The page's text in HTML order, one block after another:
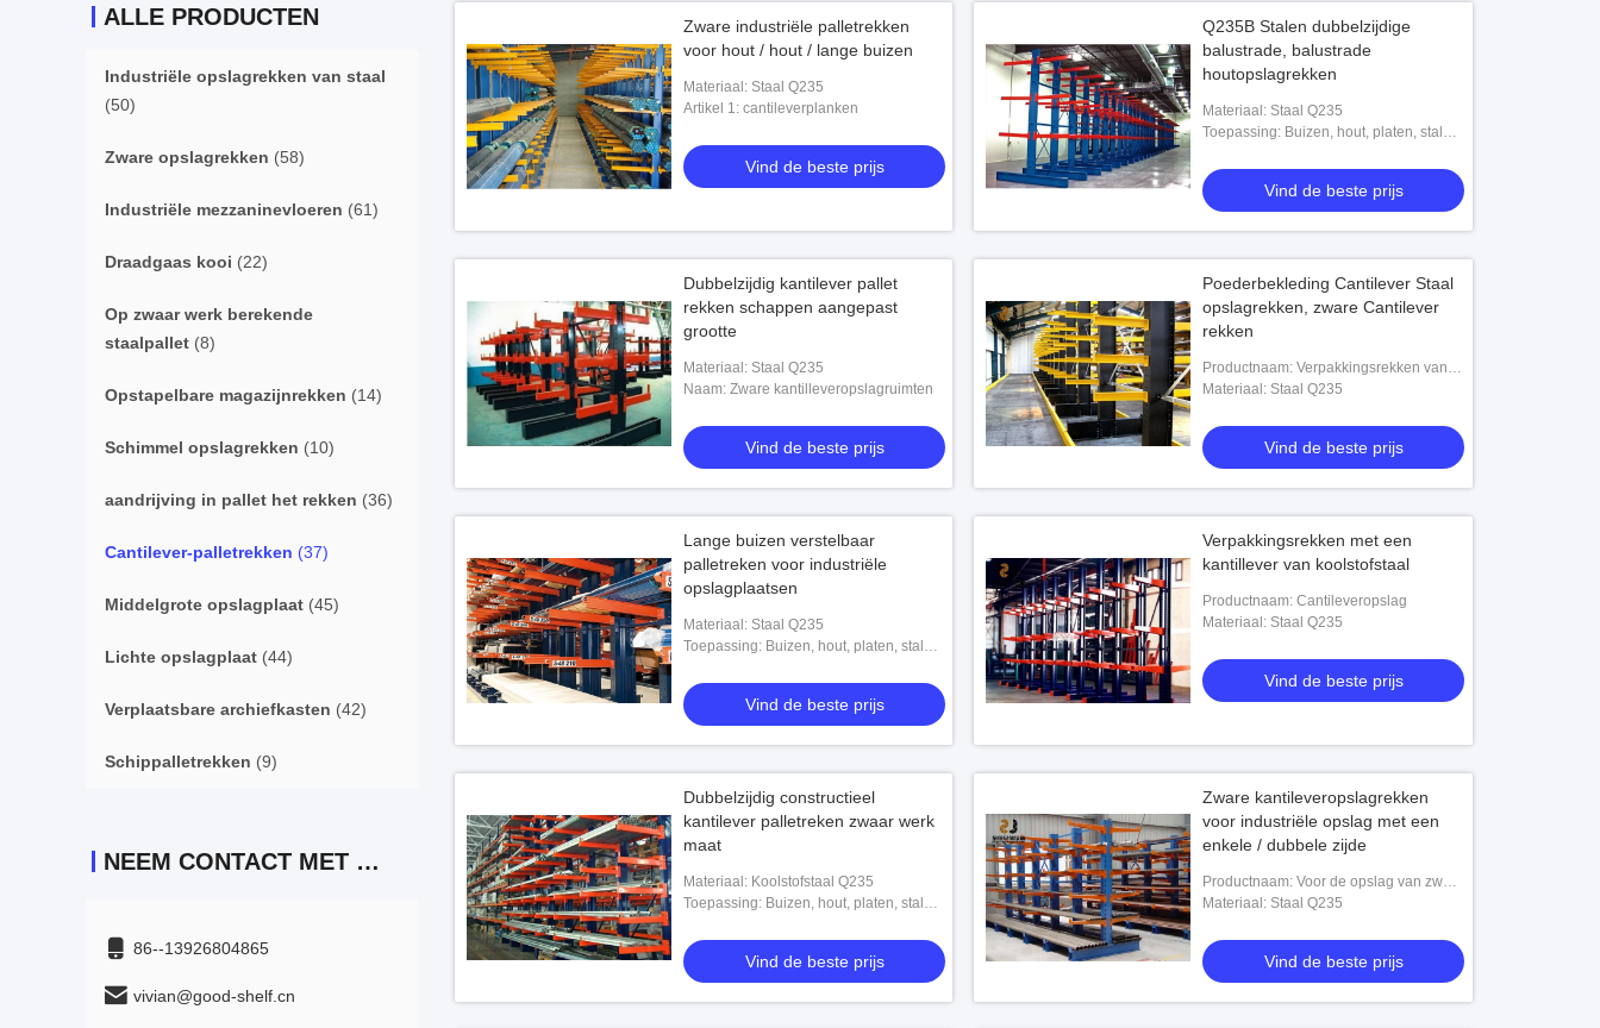
ALLE PRODUCTEN
Industriële opslagrekken van staal
(50)
Zware opslagrekken (58)
Industriële mezzaninevloeren (61)
Draadgaas kooi (22)
Op zwaar werk berekende
staalpallet (8)
Opstapelbare magazijnrekken (14)
Schimmel opslagrekken (10)
aandrijving in pallet het rekken (36)
Cantilever-palletrekken (37)
Middelgrote opslagplaat (45)
Lichte opslagplaat (44)
Verplaatsbare archiefkasten (42)
Schippalletrekken (9)
NEEM CONTACT MET ONS OP
86--13926804865
vivian@good-shelf.cn
Zware industriële palletrekken
voor hout / hout / lange buizen
Materiaal: Staal Q235
Artikel 1: cantileverplanken
Vind de beste prijs
Q235B Stalen dubbelzijdige
balustrade, balustrade
houtopslagrekken
Materiaal: Staal Q235
Toepassing: Buizen, hout, platen, stalen
Vind de beste prijs
Dubbelzijdig kantilever pallet
rekken schappen aangepast
grootte
Materiaal: Staal Q235
Naam: Zware kantilleveropslagruimten
Vind de beste prijs
Poederbekleding Cantilever Staal
opslagrekken, zware Cantilever
rekken
Productnaam: Verpakkingsrekken van
stalen kantilever
Materiaal: Staal Q235
Vind de beste prijs
Lange buizen verstelbaar
palletreken voor industriële
opslagplaatsen
Materiaal: Staal Q235
Toepassing: Buizen, hout, platen, stalen
Vind de beste prijs
Verpakkingsrekken met een
kantillever van koolstofstaal
Productnaam: Cantileveropslag
Materiaal: Staal Q235
Vind de beste prijs
Dubbelzijdig constructieel
kantilever palletreken zwaar werk
maat
Materiaal: Koolstofstaal Q235
Toepassing: Buizen, hout, platen, stalen
Vind de beste prijs
Zware kantileveropslagrekken
voor industriële opslag met een
enkele / dubbele zijde
Productnaam: Voor de opslag van zware
buizen
Materiaal: Staal Q235
Vind de beste prijs